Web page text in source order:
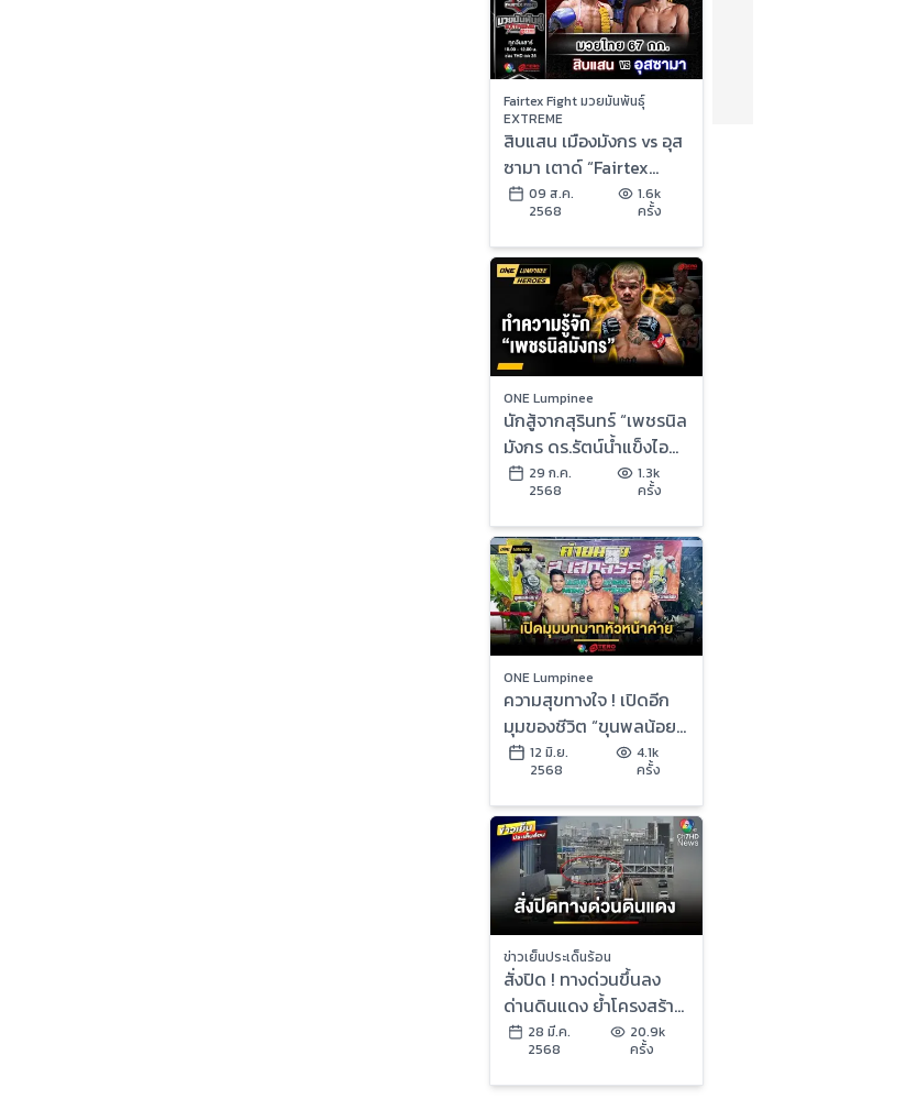
Fairtex Fight มวยมันพันธุ์
EXTREME
สิบแสน เมืองมังกร vs อุส
ซามา เตาด์ “Fairtex
Fight มวยมันพันธุ์
EXTREME” (9 ส.ค.68)
09 ส.ค.
2568
1.6k
ครั้ง
ONE Lumpinee
นักสู้จากสุรินทร์ “เพชรนิล
มังกร ดร.รัตน์น้ำแข็งไอซ์
แลนด์” | ONE ลุมพินี
Heroes | 29 ก.ค. 68 |
Ch7HD
29 ก.ค.
2568
1.3k
ครั้ง
ONE Lumpinee
ความสุขทางใจ ! เปิดอีก
มุมของชีวิต “ขุนพลน้อย”
กับบทบาทหัวหน้าค่าย
ส.เสกสรร
12 มิ.ย.
2568
4.1k
ครั้ง
ข่าวเย็นประเด็นร้อน
สั่งปิด ! ทางด่วนขึ้นลง
ด่านดินแดง ย้ำโครงสร้าง
ไม่ได้รับผลกระทบ | ข่าว
เย็นประเด็นร้อน
28 มี.ค.
2568
20.9k
ครั้ง